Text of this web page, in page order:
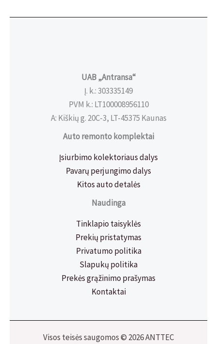
UAB „Antransa“
Į. k.: 303335149
PVM k.: LT100008956110
A: Kiškių g. 20C-3, LT-45375 Kaunas
Auto remonto komplektai
Įsiurbimo kolektoriaus dalys
Pavarų perjungimo dalys
Kitos auto detalės
Naudinga
Tinklapio taisyklės
Prekių pristatymas
Privatumo politika
Slapukų politika
Prekės grąžinimo prašymas
Kontaktai
Visos teisės saugomos © 2026 ANTTEC